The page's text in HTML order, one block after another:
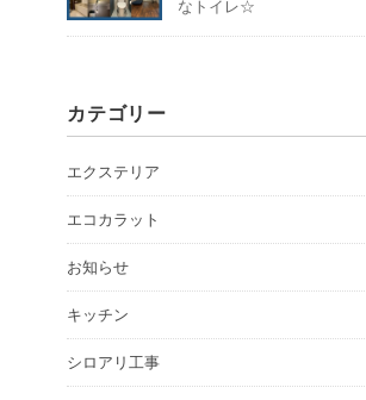
なトイレ☆
カテゴリー
エクステリア
エコカラット
お知らせ
キッチン
シロアリ工事